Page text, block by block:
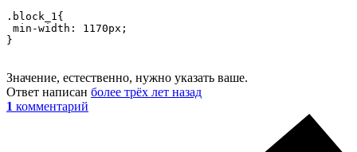
.block_1{
min-width: 1170px;
}
Значение, естественно, нужно указать ваше.
Ответ написан более трёх лет назад
1 комментарий